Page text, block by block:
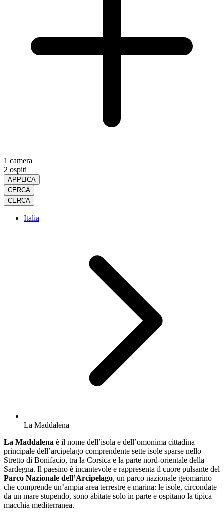
1 camera
2 ospiti
APPLICA
CERCA
CERCA
Italia
La Maddalena
La Maddalena è il nome dell’isola e dell’omonima cittadina
principale dell’arcipelago comprendente sette isole sparse nello
Stretto di Bonifacio, tra la Corsica e la parte nord-orientale della
Sardegna. Il paesino è incantevole e rappresenta il cuore pulsante del
Parco Nazionale dell’Arcipelago, un parco nazionale geomarino
che comprende un’ampia area terrestre e marina: le isole, circondate
da un mare stupendo, sono abitate solo in parte e ospitano la tipica
macchia mediterranea.